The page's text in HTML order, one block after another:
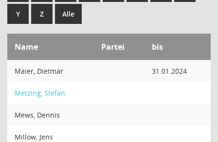
Y Z Alle
Name Partei bis
Maier, Dietmar 31.01.2024
Metzing, Stefan
Mews, Dennis
Millow, Jens